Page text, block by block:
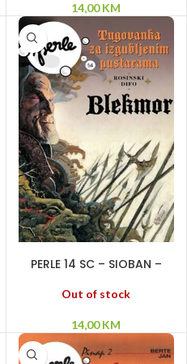
14,00KM
PERLE 14 SC – SIOBAN –
pustarama 2
Out of stock
14,00KM